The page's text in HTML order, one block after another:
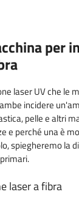
per
laser UV che le
incidere
pelle e altri
e perché una è
spiegheremo la
laser a fibra